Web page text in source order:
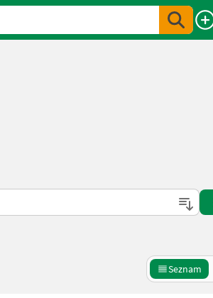
Seznam